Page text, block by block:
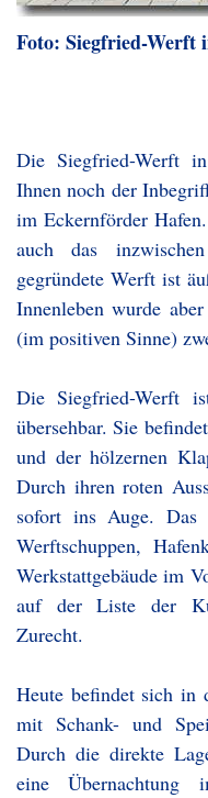
Foto: Siegfried-Werft
Die Siegfried-Werft
Ihnen noch der
im Eckernförder
auch das
gegründete Werft ist
Innenleben wurde
(im positiven Sinne)
Die Siegfried-Werft
übersehbar. Sie
und der hölzernen
Durch ihren roten
sofort ins Auge. Das
Werftschuppen,
Werkstattgebäude im
auf der Liste der
Zurecht.
Heute befindet sich in
mit Schank- und
Durch die direkte
eine Übernachtung